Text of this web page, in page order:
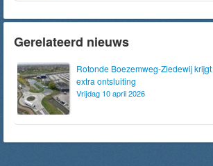
Gerelateerd nieuws
Rotonde Boezemweg-Ziedewij krijgt
extra ontsluiting
Vrijdag 10 april 2026